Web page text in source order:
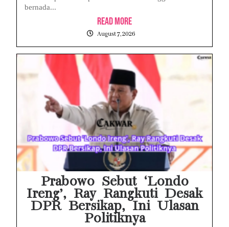
bernada...
Read More
August 7, 2026
Prabowo Sebut ‘Londo
Ireng’, Ray Rangkuti Desak
DPR Bersikap, Ini Ulasan
Politiknya